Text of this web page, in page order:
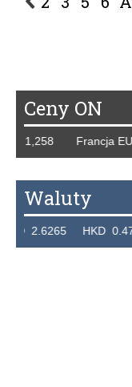
Ceny ON
1,258 Francja
Waluty
2.6265 HKD